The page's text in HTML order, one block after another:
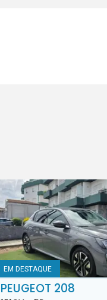
EM DESTAQUE
PEUGEOT 208